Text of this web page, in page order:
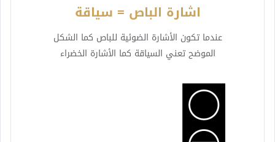
اشارة الباص = سياقة
عندما تكون الأشارة الضوئية للباص كما الشكل
الموضح تعني السياقة كما الأشارة الخضراء